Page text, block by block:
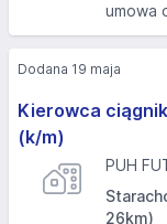
umowa
Kierowca
(k/m)
PUH
26km)
Dodana 19 maja